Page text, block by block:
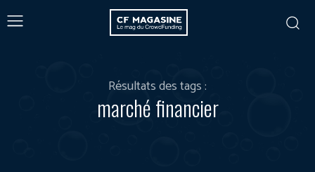
Résultats des tags :
marché financier